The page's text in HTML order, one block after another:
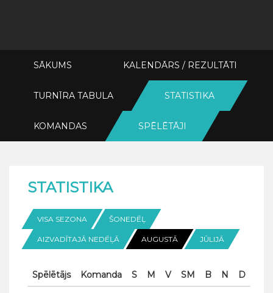
SĀKUMS KALENDĀRS / REZULTĀTI
TURNĪRA TABULA STATISTIKA
KOMANDAS SPĒLĒTĀJI
STATISTIKA
VISA SEZONA ŠONEDĒĻ
AIZVADĪTAJĀ NEDĒĻĀ AUGUSTĀ JŪLIJĀ
Spēlētājs Komanda S M V SM B N D